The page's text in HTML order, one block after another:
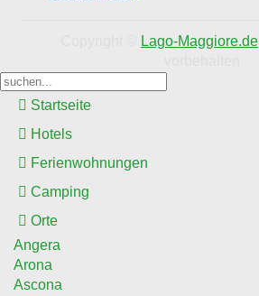
Lago-Maggiore.de
Startseite
Hotels
Ferienwohnungen
Camping
Orte
Angera
Arona
Ascona